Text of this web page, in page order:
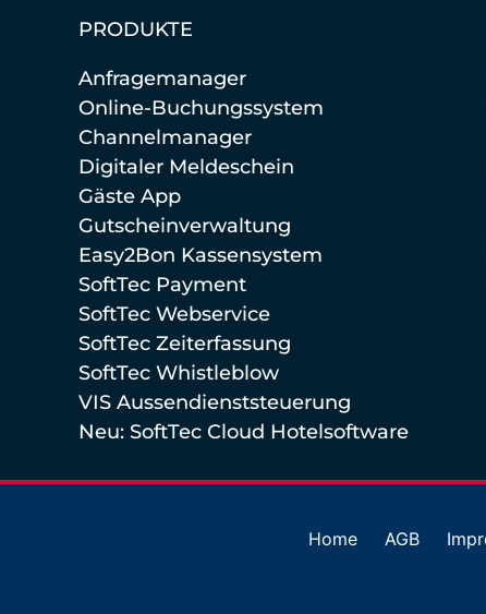
PRODUKTE
Anfragemanager
Online-Buchungssystem
Channelmanager
Digitaler Meldeschein
Gäste App
Gutscheinverwaltung
Easy2Bon Kassensystem
SoftTec Payment
SoftTec Webservice
SoftTec Zeiterfassung
SoftTec Whistleblow
VIS Aussendienststeuerung
Neu: SoftTec Cloud Hotelsoftware
Home AGB